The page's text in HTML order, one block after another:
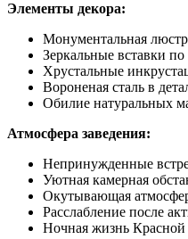
Элементы декора:
Монументальная
Зеркальные вставки
Хрустальные
Вороненая сталь в
Обилие натуральных
Атмосфера заведения:
Непринужденные
Уютная камерная
Окутывающая
Расслабление после
Ночная жизнь